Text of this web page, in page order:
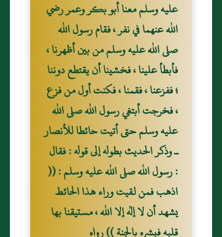
عليه وسلم معنا أبو بكر وعمر رضي
الله عنهما في نفر ، فقام رسول الله
صلى الله عليه وسلم من بين أظهرنا ،
فأبطأ علينا ، فخشينا أن يقتطع دوننا
؛ ففزعنا ، فقمنا ، فكنت أول من فزع
، فخرجت أبتغي رسول الله صلى الله
عليه وسلم حتى أتيت حائطا للأنصار
ـ وذكر الحديث بطوله إلى قوله : فقال
: رسول الله صلى الله عليه وسلم : ((
اذهب فمن لقيت وراء هذا الحائط
يشهد أن لا إله إلا الله ، مستيقنا بها
قلبه فبشره بالجنة )) رواه